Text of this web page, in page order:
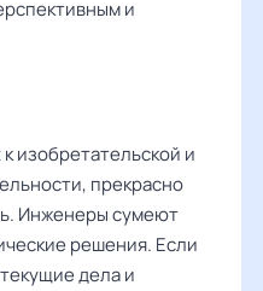
и
изобретательской и
прекрасно
Инженеры сумеют
решения. Если
дела и